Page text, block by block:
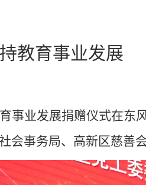
教育事业发展
事业发展捐赠仪式在
事务局、高新区慈善